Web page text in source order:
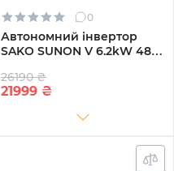
0
Автономний інвертор
SAKO SUNON V 6.2kW 48V
Однофазний (SUNON V
6.2kW)
26190 ₴
21999 ₴